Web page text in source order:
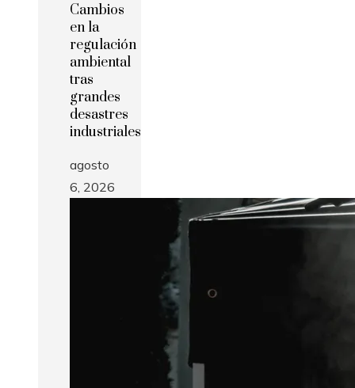
Cambios
en la
regulación
ambiental
tras
grandes
desastres
industriales
agosto
6, 2026